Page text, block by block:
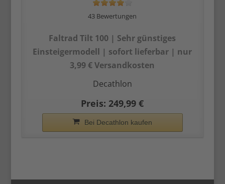
43 Bewertungen
Faltrad Tilt 100 | Sehr günstiges
Einsteiger­modell | sofort lieferbar | nur
3,99 € Versandkosten
Decathlon
Preis: 249,99 €
Bei Decathlon kaufen